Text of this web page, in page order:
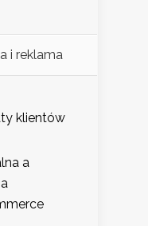
i reklama
klientów
a